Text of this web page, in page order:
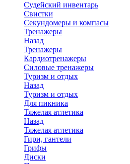
Судейский инвентарь
Свистки
Секундомеры и компасы
Тренажеры
Назад
Тренажеры
Кардиотренажеры
Силовые тренажеры
Туризм и отдых
Назад
Туризм и отдых
Для пикника
Тяжелая атлетика
Назад
Тяжелая атлетика
Гири, гантели
Грифы
Диски